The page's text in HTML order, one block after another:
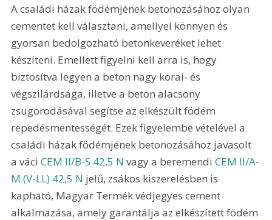
A családi házak födémjének betonozásához olyan
cementet kell választani, amellyel könnyen és
gyorsan bedolgozható betonkeveréket lehet
készíteni. Emellett figyelni kell arra is, hogy
biztosítva legyen a beton nagy korai- és
végszilárdsága, illetve a beton alacsony
zsugorodásával segítse az elkészült födém
repedésmentességét. Ezek figyelembe vé­telével a
családi házak födémjének betonozásához javasolt
a váci CEM II/B-S 42,5 N vagy a beremendi CEM II/A-
M (V-LL) 42,5 N jelű, zsákos kiszerelésben is
kapható, Magyar Termék védjegyes cement
alkalmazása, amely garantálja az elkészített födém